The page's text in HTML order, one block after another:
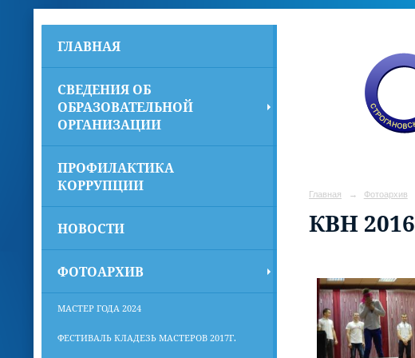
ГЛАВНАЯ
СВЕДЕНИЯ ОБ
ОБРАЗОВАТЕЛЬНОЙ
ОРГАНИЗАЦИИ
ПРОФИЛАКТИКА
КОРРУПЦИИ
НОВОСТИ
ФОТОАРХИВ
МАСТЕР ГОДА 2024
ФЕСТИВАЛЬ КЛАДЕЗЬ МАСТЕРОВ 2017Г.
Главная → Фотоархив
КВН 2016